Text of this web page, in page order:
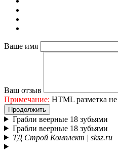
Ваше имя
Ваш отзыв
Примечание: HTML разметка
Продолжить
Грабли веерные 18 зубьями
Грабли веерные 18 зубьями
ТД Строй Комплект | sksz.ru